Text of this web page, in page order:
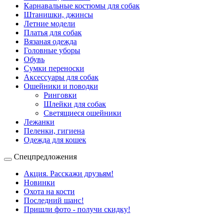
Карнавальные костюмы для собак
Штанишки, джинсы
Летние модели
Платья для собак
Вязаная одежда
Головные уборы
Обувь
Сумки переноски
Аксессуары для собак
Ошейники и поводки
Ринговки
Шлейки для собак
Светящиеся ошейники
Лежанки
Пеленки, гигиена
Одежда для кошек
Спецпредложения
Акция. Расскажи друзьям!
Новинки
Охота на кости
Последний шанс!
Пришли фото - получи скидку!